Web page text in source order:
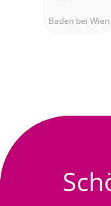
Chirurgin,
Baden bei Wien